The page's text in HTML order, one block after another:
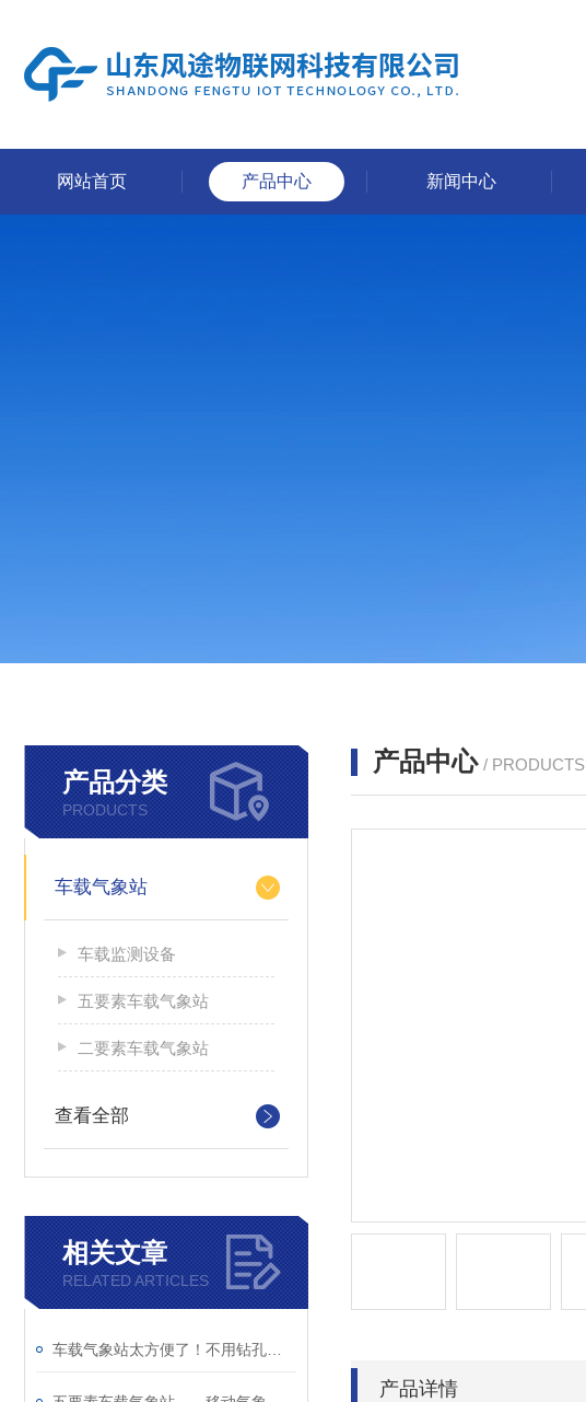
网站首页 产品中心 新闻中心
产品分类
PRODUCTS
车载气象站
车载监测设备
五要素车载气象站
二要素车载气象站
查看全部
相关文章
RELATED ARTICLES
产品中心 / PRODUCTS
产品详情